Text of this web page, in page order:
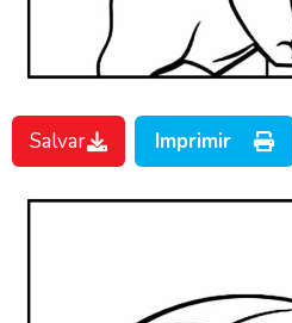
Salvar Imprimir